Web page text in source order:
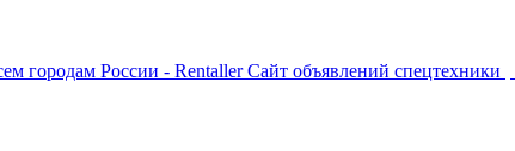
Сайт объявлений спецтехники